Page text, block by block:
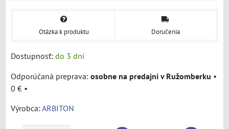
Otázka k produktu Doručenia
Dostupnosť: do 3 dní
osobne na predajni v Ružomberku •
0 € •
Výrobca:ARBITON